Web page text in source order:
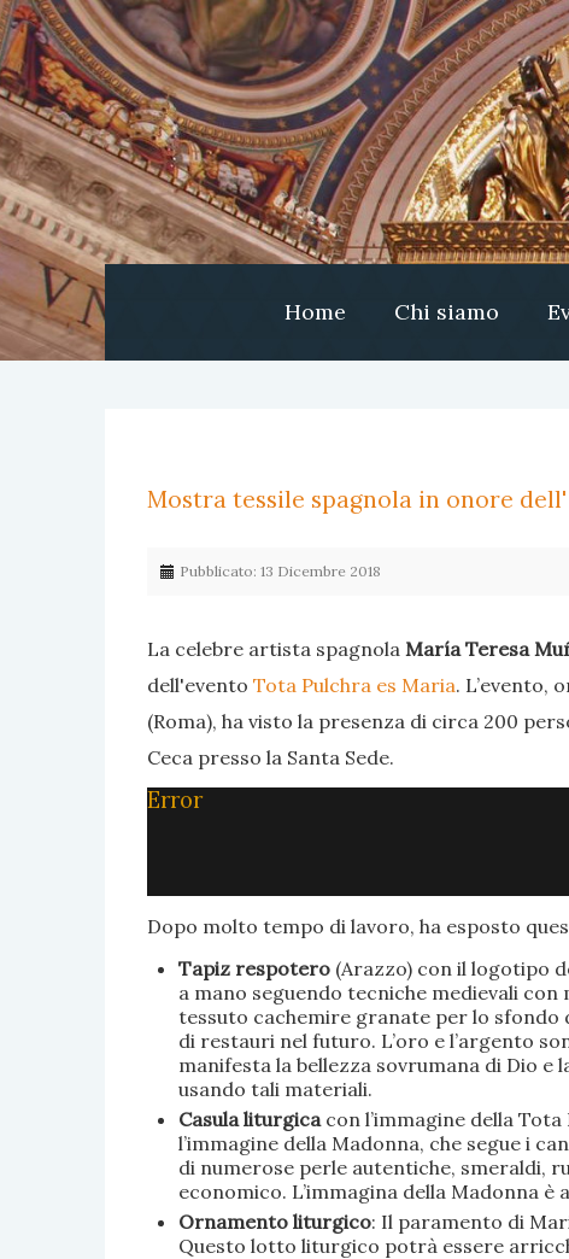
Home Chi siamo
Mostra tessile spagnola in onore
Pubblicato: 13 Dicembre 2018
La celebre artista spagnola María Teresa
dell'evento Tota Pulchra es Maria. L’evento,
(Roma), ha visto la presenza di circa 200
Ceca presso la Santa Sede.
Error
Dopo molto tempo di lavoro, ha esposto
Tapiz respotero(Arazzo) con il logotipo
a mano seguendo tecniche medievali
tessuto cachemire granate per lo sfondo
di restauri nel futuro. L’oro e l’argento
manifesta la bellezza sovrumana di Dio e
usando tali materiali.
Casula liturgica con l’immagine della
l’immagine della Madonna, che segue i
di numerose perle autentiche, smeraldi,
economico. L’immagina della Madonna
Ornamento liturgico: Il paramento di
Questo lotto liturgico potrà essere